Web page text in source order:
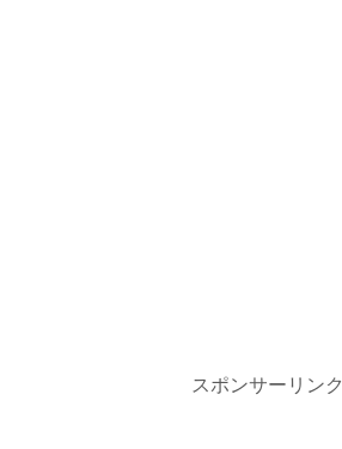
スポンサーリンク